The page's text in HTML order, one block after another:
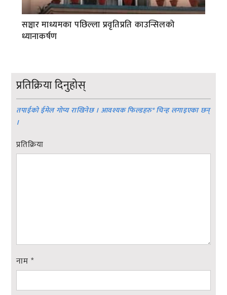
सञ्चार माध्यमका पछिल्ला प्रवृतिप्रति काउन्सिलको
ध्यानाकर्षण
प्रतिक्रिया दिनुहोस्
तपाईको ईमेल गोप्य राखिनेछ । आवश्यक फिल्डहरु*चिन्ह लगाइएका छन्
।
प्रतिक्रिया
नाम *